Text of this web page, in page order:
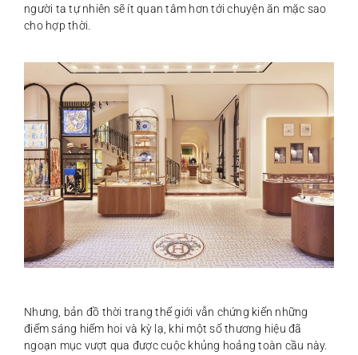
người ta tự nhiên sẽ ít quan tâm hơn tới chuyện ăn mặc sao
cho hợp thời.
Nhưng, bản đồ thời trang thế giới vẫn chứng kiến những
điểm sáng hiếm hoi và kỳ lạ, khi một số thương hiệu đã
ngoạn mục vượt qua được cuộc khủng hoảng toàn cầu này.